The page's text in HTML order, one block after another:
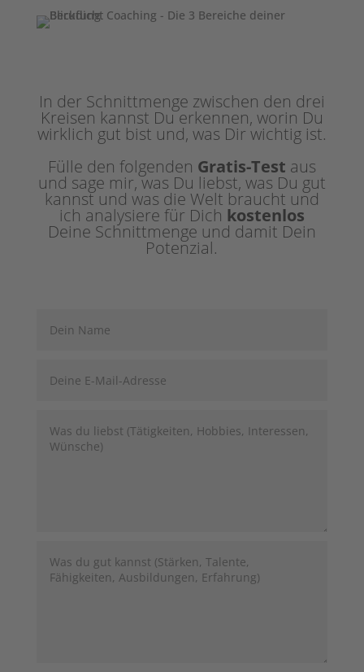
In der Schnittmenge zwischen den drei
Kreisen kannst Du erkennen, worin Du
wirklich gut bist und, was Dir wichtig ist.
Fülle den folgenden Gratis-Test aus
und sage mir, was Du liebst, was Du gut
kannst und was die Welt braucht und
ich analysiere für Dich kostenlos
Deine Schnittmenge und damit Dein
Potenzial.